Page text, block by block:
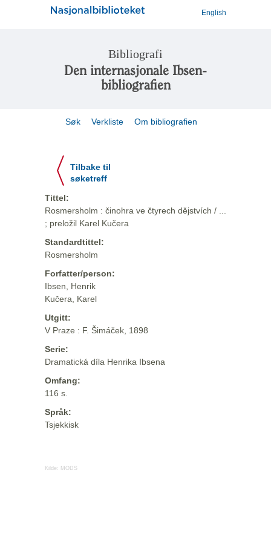
English
Bibliografi
Den internasjonale Ibsen-
bibliografien
Søk Verkliste Om bibliografien
Tilbake til
søketreff
Tittel:
Rosmersholm : činohra ve čtyrech dějstvích / ...
; preložil Karel Kučera
Standardtittel:
Rosmersholm
Forfatter/person:
Ibsen, Henrik
Kučera, Karel
Utgitt:
V Praze : F. Šimáček, 1898
Serie:
Dramatická díla Henrika Ibsena
Omfang:
116 s.
Språk:
Tsjekkisk
Kilde: MODS